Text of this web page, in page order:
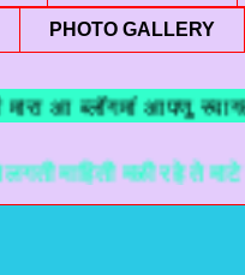
PHOTO GALLERY
आ ब्लॉगमां आपणु स्वागत
मळी रहे ते माटे